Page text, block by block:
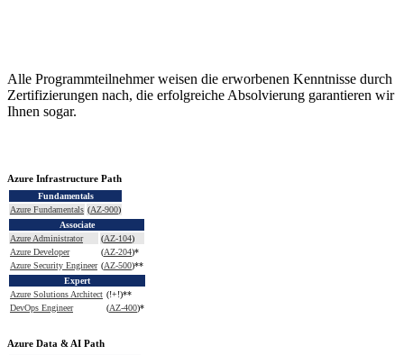
Alle Programmteilnehmer weisen die erworbenen Kenntnisse durch
Zertifizierungen nach, die erfolgreiche Absolvierung garantieren wir
Ihnen sogar.
Azure Infrastructure Path
Fundamentals
Azure Fundamentals (AZ-900)
Associate
Azure Administrator
(AZ-104)
Azure Developer
(AZ-204)*
Azure Security Engineer (AZ-500)**
Expert
Azure Solutions Architect (!+!)**
DevOps Engineer
(AZ-400)*
Azure Data & AI Path